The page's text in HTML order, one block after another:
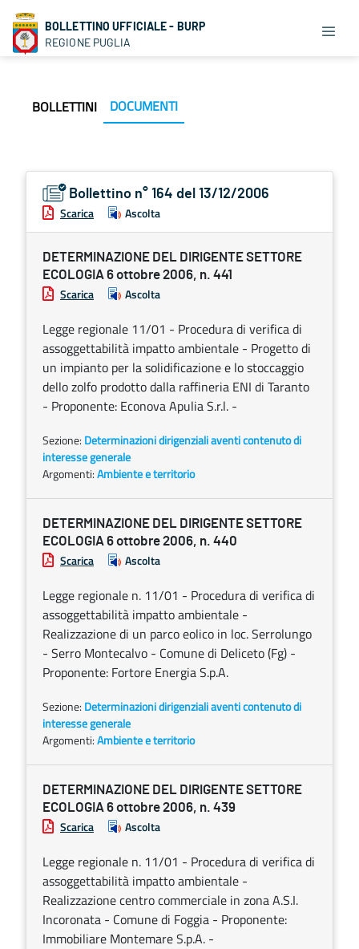
BOLLETTINO UFFICIALE - BURP
REGIONE PUGLIA
BOLLETTINI DOCUMENTI
Bollettino n° 164 del 13/12/2006
Scarica Ascolta
DETERMINAZIONE DEL DIRIGENTE SETTORE
ECOLOGIA 6 ottobre 2006, n. 441
Scarica Ascolta
Legge regionale 11/01 - Procedura di verifica di
assoggettabilità impatto ambientale - Progetto di
un impianto per la solidificazione e lo stoccaggio
dello zolfo prodotto dalla raffineria ENI di Taranto
- Proponente: Econova Apulia S.r.l. -
Sezione: Determinazioni dirigenziali aventi contenuto di
interesse generale
Argomenti:Ambiente e territorio
DETERMINAZIONE DEL DIRIGENTE SETTORE
ECOLOGIA 6 ottobre 2006, n. 440
Scarica Ascolta
Legge regionale n. 11/01 - Procedura di verifica di
assoggettabilità impatto ambientale -
Realizzazione di un parco eolico in loc. Serrolungo
- Serro Montecalvo - Comune di Deliceto (Fg) -
Proponente: Fortore Energia S.p.A.
Sezione: Determinazioni dirigenziali aventi contenuto di
interesse generale
Argomenti:Ambiente e territorio
DETERMINAZIONE DEL DIRIGENTE SETTORE
ECOLOGIA 6 ottobre 2006, n. 439
Scarica Ascolta
Legge regionale n. 11/01 - Procedura di verifica di
assoggettabilità impatto ambientale -
Realizzazione centro commerciale in zona A.S.I.
Incoronata - Comune di Foggia - Proponente:
Immobiliare Montemare S.p.A. -